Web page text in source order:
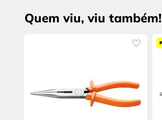
Quem viu, viu também!